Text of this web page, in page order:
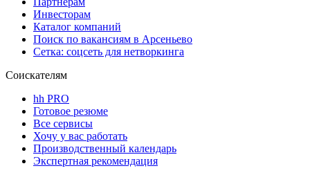
Инвесторам
Каталог компаний
Поиск по вакансиям в Арсеньево
Сетка: соцсеть для нетворкинга
Соискателям
hh PRO
Готовое резюме
Все сервисы
Хочу у вас работать
Производственный календарь
Экспертная рекомендация